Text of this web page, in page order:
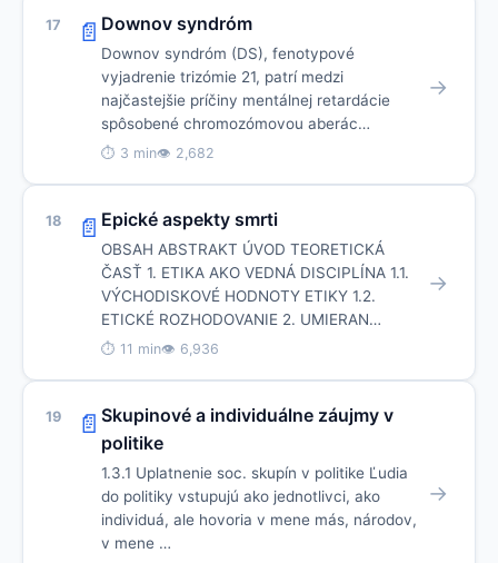
17 📄 Downov syndróm
Downov syndróm (DS), fenotypové
vyjadrenie trizómie 21, patrí medzi
najčastejšie príčiny mentálnej retardácie
spôsobené chromozómovou aberác…
⏱ 3 min👁 2,682
→
18 📄 Epické aspekty smrti
OBSAH ABSTRAKT ÚVOD TEORETICKÁ
ČASŤ 1. ETIKA AKO VEDNÁ DISCIPLÍNA 1.1.
VÝCHODISKOVÉ HODNOTY ETIKY 1.2.
ETICKÉ ROZHODOVANIE 2. UMIERAN…
⏱ 11 min👁 6,936
→
19 📄 Skupinové a individuálne záujmy v
politike
1.3.1 Uplatnenie soc. skupín v politike Ľudia
do politiky vstupujú ako jednotlivci, ako
individuá, ale hovoria v mene más, národov,
v mene …
→